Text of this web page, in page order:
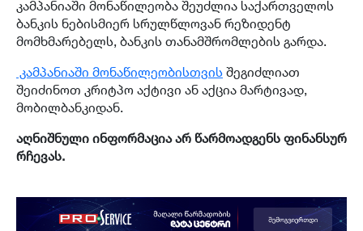
კამპანიაში მონაწილეობა შეუძლია საქართველოს
ბანკის ნებისმიერ სრულწლოვან რეზიდენტ
მომხმარებელს, ბანკის თანამშრომლების გარდა.
კამპანიაში მონაწილეობისთვის შეგიძლიათ
შეიძინოთ კრიტპო აქტივი ან აქცია მარტივად,
მობილბანკიდან.
აღნიშნული ინფორმაცია არ წარმოადგენს ფინანსურ
რჩევას.